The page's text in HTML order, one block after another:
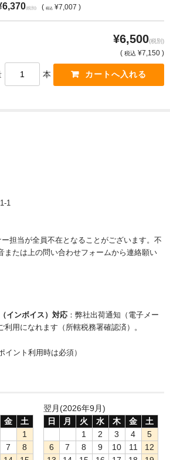
？
(税別) ( 税込 ¥7,007 )
¥6,500(税別)
( 税込 ¥7,150 )
本
1
担当が全員不在となることがございます。不
または上の問い合わせフォームから連絡願い
（インボイス）対応 ：弊社出荷通知（電子メー
用になれます（所轄税務署確認済）。
ポイント利用時は必須）
金
土
1
7
8
翌月(2026年9月)
日
月 火 水 木 金
土
1
2 3 4
5
6
7 8 9 10 11
12